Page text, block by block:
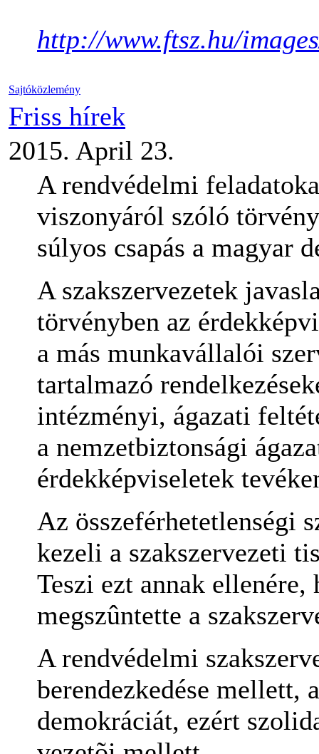
http://www.ftsz.hu/
Sajtóközlemény
Friss hírek
2015. April 23.
A rendvédelmi
viszonyáról szóló
súlyos csapás a magyar
A szakszervezetek
törvényben az
a más munkavállalói
tartalmazó
intézményi, ágazati
a nemzetbiztonsági
érdekképviseletek
Az összeférhetetlenségi
kezeli a szakszervezeti
Teszi ezt annak
megszûntette a
A rendvédelmi
berendezkedése mellett,
demokráciát, ezért